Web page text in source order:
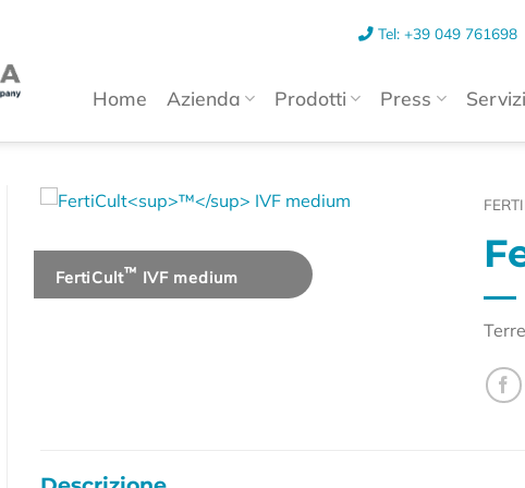
Tel: +39 049 761698
Home Azienda Prodotti Press Servizi
FertiCult™ IVF medium